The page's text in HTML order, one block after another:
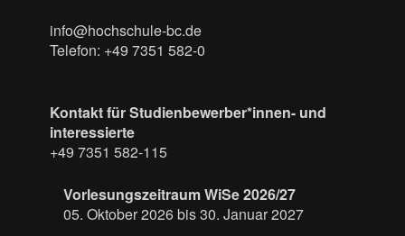
info@hochschule-bc.de
Telefon: +49 7351 582-0
Kontakt für Studienbewerber*innen- und
interessierte
+49 7351 582-115
Vorlesungszeitraum WiSe 2026/27
05. Oktober 2026 bis 30. Januar 2027